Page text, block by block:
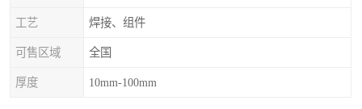
工艺 焊接、组件
可售区域 全国
厚度 10mm-100mm